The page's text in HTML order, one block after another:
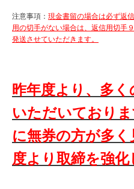
注意事項： 現金書留の場合は必ず返
用の切手がない場合は、返信用切手
発送させていただきます。
昨年度より、多
いただいており
に無券の方が多
度より取締を強化